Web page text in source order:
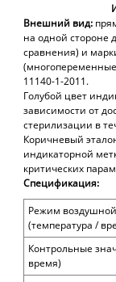
Внешний вид:
на одной стороне
сравнения) и
11140-1-2011.
Голубой цвет
зависимости от
стерилизации в
Коричневый
индикаторной
критических
Спецификация:
Режим
(температура /
Контрольные
время)